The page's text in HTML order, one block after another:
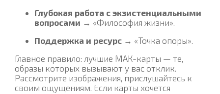
Глубокая работа с экзистенциальными
вопросами → «Философия жизни».
Поддержка и ресурс → «Точка опоры».
Главное правило: лучшие МАК-карты — те,
образы которых вызывают у вас отклик.
Рассмотрите изображения, прислушайтесь к
своим ощущениям. Если карты хочется